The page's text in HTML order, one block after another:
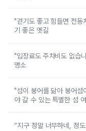
"걷기도 좋고 힘들면 전동
기 좋은 옛길
"입장료도 주차비도 없습
명소
"섬이 붕어를 닮아 붕어
야 갈 수 있는 특별한 섬
“지구 정말 너무하네, 정